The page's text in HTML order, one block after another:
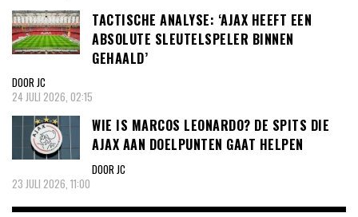
TACTISCHE ANALYSE: ‘AJAX HEEFT EEN
ABSOLUTE SLEUTELSPELER BINNEN
GEHAALD’
DOOR JC
24 JULI 2026, 02:15
WIE IS MARCOS LEONARDO? DE SPITS DIE
AJAX AAN DOELPUNTEN GAAT HELPEN
DOOR JC
23 JULI 2026, 11:00